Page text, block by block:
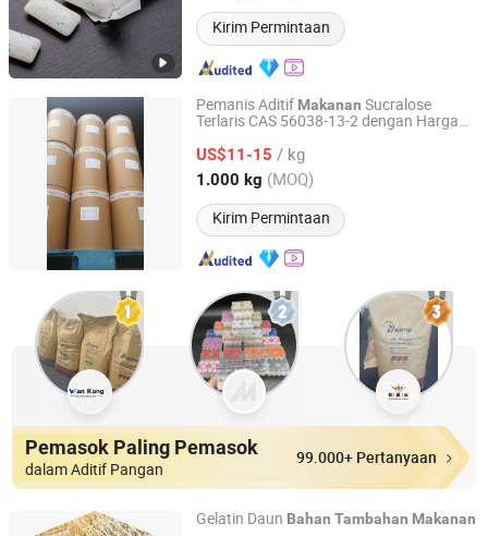
Kirim Permintaan
Pemanis Aditif Makanan Sucralose
Terlaris CAS 56038-13-2 dengan Harga
US$11-15 / kg
1.000 kg (MOQ)
Kirim Permintaan
Anhui Orient Import & Export Co., Ltd.
Anhui, China Harga mulai 2024
Pemasok Paling Pemasok
dalam Aditif Pangan
99.000+ Pertanyaan
Gelatin Daun Bahan Tambahan Makanan